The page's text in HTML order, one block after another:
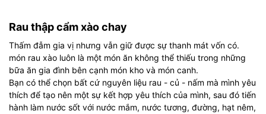
Rau thập cẩm xào chay
Thấm đẫm gia vị nhưng vẫn giữ được sự thanh mát vốn có.
món rau xào luôn là một món ăn không thể thiếu trong những
bữa ăn gia đình bên cạnh món kho và món canh.
Bạn có thể chọn bất cứ nguyên liệu rau - củ - nấm mà mình yêu
thích để tạo nên một sự kết hợp yêu thích của mình, sau đó tiến
hành làm nước sốt với nước mắm, nước tương, đường, hạt nêm,